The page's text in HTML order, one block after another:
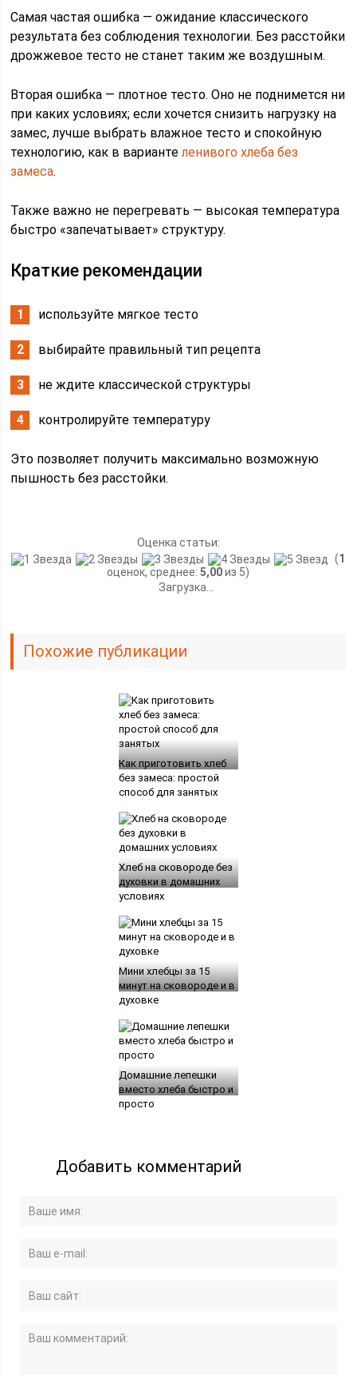
Самая частая ошибка — ожидание классического
результата без соблюдения технологии. Без расстойки
дрожжевое тесто не станет таким же воздушным.
Вторая ошибка — плотное тесто. Оно не поднимется ни
при каких условиях; если хочется снизить нагрузку на
замес, лучше выбрать влажное тесто и спокойную
технологию, как в вариантеленивого хлеба без
замеса.
Также важно не перегревать — высокая температура
быстро «запечатывает» структуру.
Краткие рекомендации
используйте мягкое тесто
выбирайте правильный тип рецепта
не ждите классической структуры
контролируйте температуру
Это позволяет получить максимально возможную
пышность без расстойки.
Оценка статьи:
(1
оценок, среднее:5,00из 5)
Загрузка...
Похожие публикации
Как приготовить хлеб
без замеса: простой
способ для занятых
Хлеб на сковороде без
духовки в домашних
условиях
Мини хлебцы за 15
минут на сковороде и в
духовке
Домашние лепешки
вместо хлеба быстро и
просто
Добавить комментарий